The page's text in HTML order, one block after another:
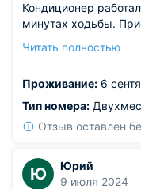
Кондиционер
минутах ходьбы.
других гостей, но
Читать полностью
Проживание: 6
Тип номера:
Отзыв оставлен
Ю
Юрий
9 июля 2024